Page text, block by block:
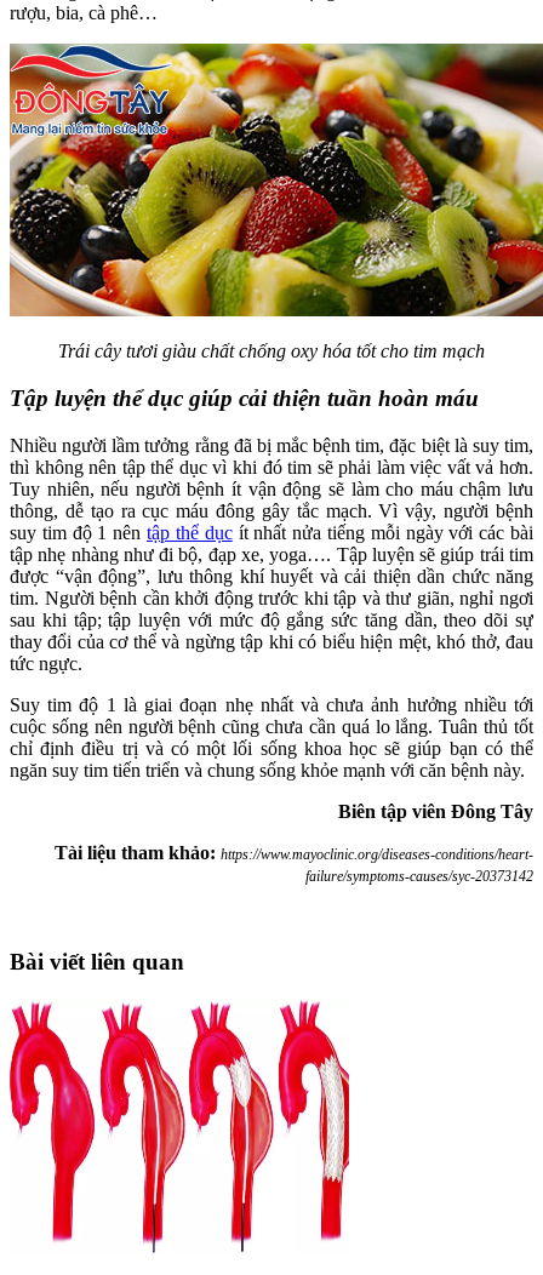
rượu, bia, cà phê…
Trái cây tươi giàu chất chống oxy hóa tốt cho tim mạch
Tập luyện thể dục giúp cải thiện tuần hoàn máu
Nhiều người lầm tưởng rằng đã bị mắc bệnh tim, đặc biệt là suy tim,
thì không nên tập thể dục vì khi đó tim sẽ phải làm việc vất vả hơn.
Tuy nhiên, nếu người bệnh ít vận động sẽ làm cho máu chậm lưu
thông, dễ tạo ra cục máu đông gây tắc mạch. Vì vậy, người bệnh
suy tim độ 1 nêntập thể dụcít nhất nửa tiếng mỗi ngày với các bài
tập nhẹ nhàng như đi bộ, đạp xe, yoga…. Tập luyện sẽ giúp trái tim
được “vận động”, lưu thông khí huyết và cải thiện dần chức năng
tim. Người bệnh cần khởi động trước khi tập và thư giãn, nghỉ ngơi
sau khi tập; tập luyện với mức độ gắng sức tăng dần, theo dõi sự
thay đổi của cơ thể và ngừng tập khi có biểu hiện mệt, khó thở, đau
tức ngực.
Suy tim độ 1 là giai đoạn nhẹ nhất và chưa ảnh hưởng nhiều tới
cuộc sống nên người bệnh cũng chưa cần quá lo lắng. Tuân thủ tốt
chỉ định điều trị và có một lối sống khoa học sẽ giúp bạn có thể
ngăn suy tim tiến triển và chung sống khỏe mạnh với căn bệnh này.
Biên tập viên Đông Tây
Tài liệu tham khảo: https://www.mayoclinic.org/diseases-conditions/heart-
failure/symptoms-causes/syc-20373142
Bài viết liên quan